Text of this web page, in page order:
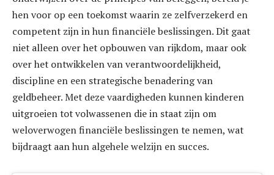
hen voor op een toekomst waarin ze zelfverzekerd en
competent zijn in hun financiële beslissingen. Dit gaat
niet alleen over het opbouwen van rijkdom, maar ook
over het ontwikkelen van verantwoordelijkheid,
discipline en een strategische benadering van
geldbeheer. Met deze vaardigheden kunnen kinderen
uitgroeien tot volwassenen die in staat zijn om
weloverwogen financiële beslissingen te nemen, wat
bijdraagt aan hun algehele welzijn en succes.